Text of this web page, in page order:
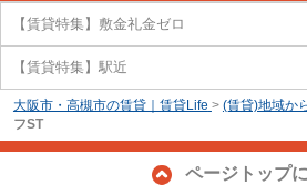
【賃貸特集】敷金礼金ゼロ
【賃貸特集】駅近
大阪市・高槻市の賃貸｜賃貸Life > (賃貸)地域か
フST
ページトップ